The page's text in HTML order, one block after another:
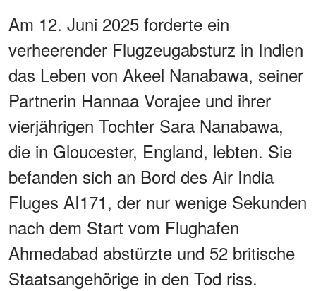
Am 12. Juni 2025 forderte ein
verheerender Flugzeugabsturz in Indien
das Leben von Akeel Nanabawa, seiner
Partnerin Hannaa Vorajee und ihrer
vierjährigen Tochter Sara Nanabawa,
die in Gloucester, England, lebten. Sie
befanden sich an Bord des Air India
Fluges AI171, der nur wenige Sekunden
nach dem Start vom Flughafen
Ahmedabad abstürzte und 52 britische
Staatsangehörige in den Tod riss.